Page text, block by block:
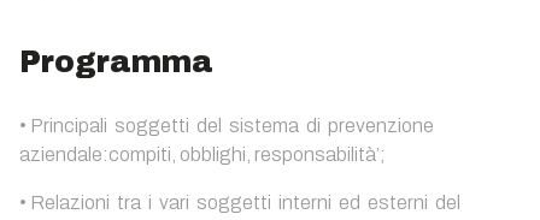
Programma
• Principali soggetti del sistema di prevenzione
aziendale:compiti, obblighi, responsabilità’;
• Relazioni tra i vari soggetti interni ed esterni del